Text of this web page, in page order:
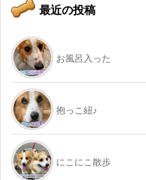
最近の投稿
お風呂入った
抱っこ紐♪
にこにこ散歩